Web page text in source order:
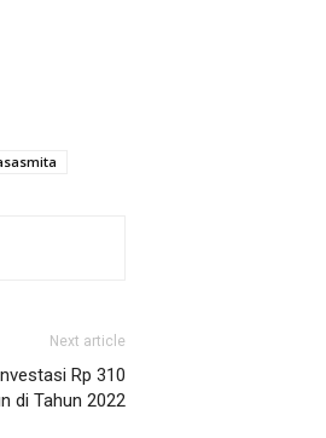
Next article
Rp 310
di Tahun 2022